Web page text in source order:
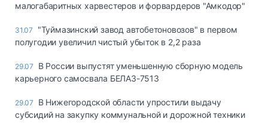
малогабаритных харвестеров и форвардеров "Амкодор"
31.07
"Туймазинский завод автобетоновозов" в первом
полугодии увеличил чистый убыток в 2,2 раза
29.07
В России выпустят уменьшенную сборную модель
карьерного самосвала БЕЛАЗ-7513
29.07
В Нижегородской области упростили выдачу
субсидий на закупку коммунальной и дорожной техники